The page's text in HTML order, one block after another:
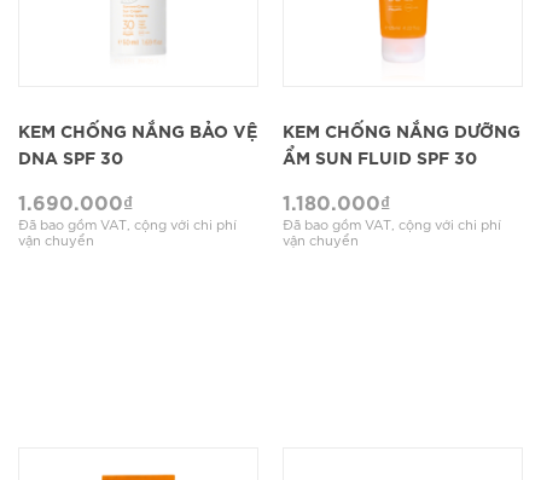
KEM CHỐNG NẮNG BẢO VỆ
DNA SPF 30
1.690.000₫
Đã bao gồm VAT, cộng với chi phí
vận chuyển
KEM CHỐNG NẮNG DƯỠNG
ẨM SUN FLUID SPF 30
1.180.000₫
Đã bao gồm VAT, cộng với chi phí
vận chuyển